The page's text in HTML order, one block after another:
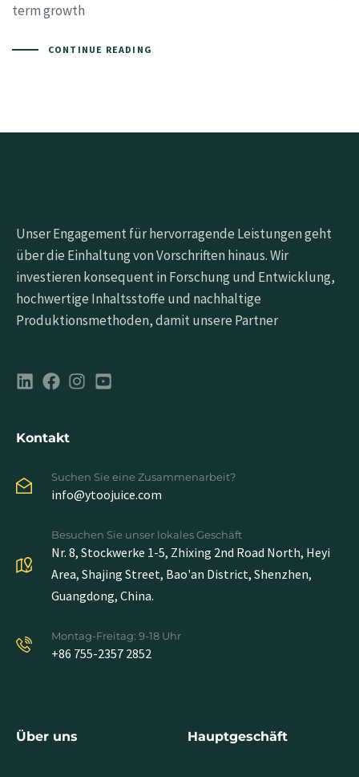
term growth
CONTINUE READING
Unser Engagement für hervorragende Leistungen geht
über die Einhaltung von Vorschriften hinaus. Wir
investieren konsequent in Forschung und Entwicklung,
hochwertige Inhaltsstoffe und nachhaltige
Produktionsmethoden, damit unsere Partner
Kontakt
Suchen Sie eine Zusammenarbeit?
info@ytoojuice.com
Besuchen Sie unser lokales Geschäft
Nr. 8, Stockwerke 1-5, Zhixing 2nd Road North, Heyi
Area, Shajing Street, Bao'an District, Shenzhen,
Guangdong, China.
Montag-Freitag: 9-18 Uhr
+86 755-2357 2852
Über uns Hauptgeschäft